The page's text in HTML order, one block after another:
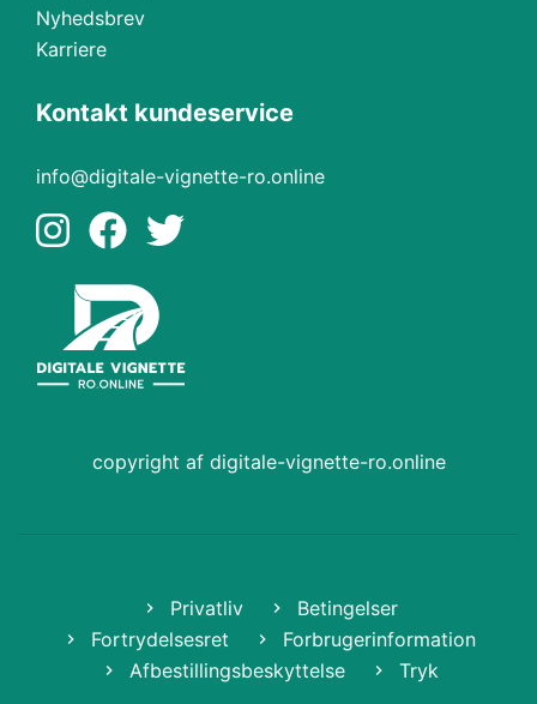
Nyhedsbrev
Karriere
Kontakt kundeservice
info@digitale-vignette-ro.online
copyright af digitale-vignette-ro.online
Privatliv
Betingelser
Fortrydelsesret
Forbrugerinformation
Afbestillingsbeskyttelse
Tryk